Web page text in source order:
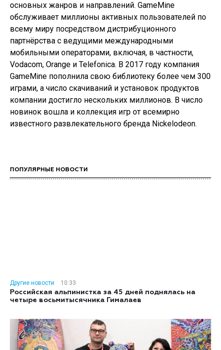
основных жанров и направлений. GameMine
обслуживает миллионы активных пользователей по
всему миру посредством дистрибуционного
партнёрства с ведущими международными
мобильными операторами, включая, в частности,
Vodacom, Orange и Telefonica. В 2017 году компания
GameMine пополнила свою библиотеку более чем 300
играми, а число скачиваний и установок продуктов
компании достигло нескольких миллионов. В число
новинок вошла и коллекция игр от всемирно
известного развлекательного бренда Nickelodeon.
ПОПУЛЯРНЫЕ НОВОСТИ
Другие новости
10:33
Российская альпинистка за 45 дней поднялась на
четыре восьмитысячника Гималаев